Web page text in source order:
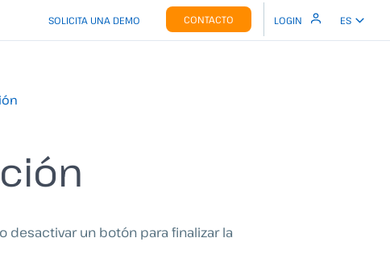
SOLICITA UNA DEMO CONTACTO LOGIN ES
un botón para finalizar la